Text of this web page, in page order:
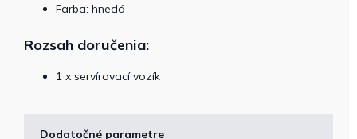
Farba: hnedá
Rozsah doručenia:
1 x servírovací vozík
Dodatočné parametre